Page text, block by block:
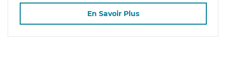
En Savoir Plus